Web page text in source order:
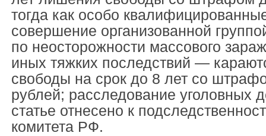
тогда как особо
совершение организованной
по неосторожности массового
иных тяжких последствий —
свободы на срок до 8 лет со
рублей; расследование уголовных
статье отнесено к
комитета РФ.